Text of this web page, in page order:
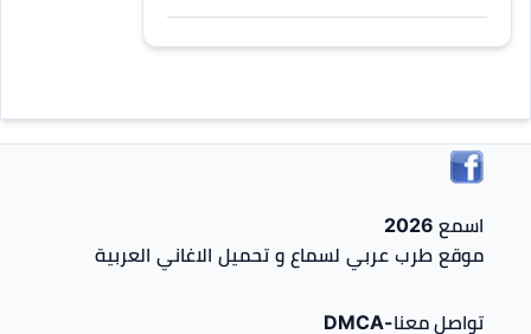
اسمع 2026
موقع طرب عربي لسماع و تحميل الاغاني العربية
تواصل معنا-DMCA